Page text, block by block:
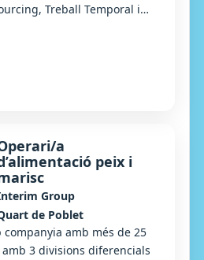
Treball Temporal i
a
peix i
Group
de Poblet
companyia amb més de 25
3 divisions diferencials